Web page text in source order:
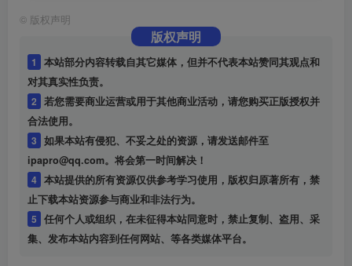
© 版权声明
版权声明
1
本站部分内容转载自其它媒体，但并不代表本站赞同其观点和
对其真实性负责。
2 若您需要商业运营或用于其他商业活动，请您购买正版授权并
合法使用。
3 如果本站有侵犯、不妥之处的资源，请发送邮件至
ipapro@qq.com。将会第一时间解决！
4 本站提供的所有资源仅供参考学习使用，版权归原著所有，禁
止下载本站资源参与商业和非法行为。
5 任何个人或组织，在未征得本站同意时，禁止复制、盗用、采
集、发布本站内容到任何网站、等各类媒体平台。